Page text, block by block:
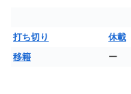
打ち切り
休載
移籍
ー